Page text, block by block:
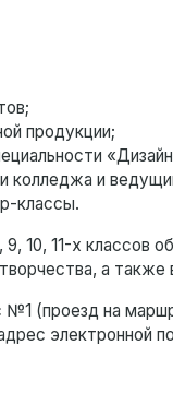
продукции;
колледжа и
классы.
10, 11-х
а
№1 (проезд на
электронной